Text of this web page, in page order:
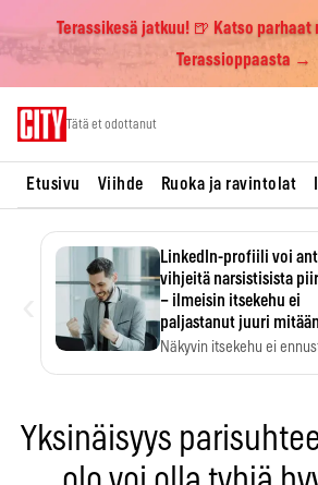
Terassikesä jatkuu! 🍺 Katso parhaat
Terassioppaasta →
Tätä et odottanut
Etusivu Viihde Ruoka ja ravintolat
LinkedIn-profiili voi
vihjeitä narsistisista
– ilmeisin itsekehu ei
paljastanut juuri mitään
Näkyvin itsekehu ei
Yksinäisyys